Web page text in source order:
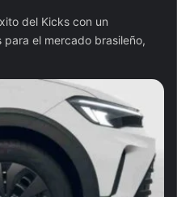
del Kicks con un
el mercado brasileño,